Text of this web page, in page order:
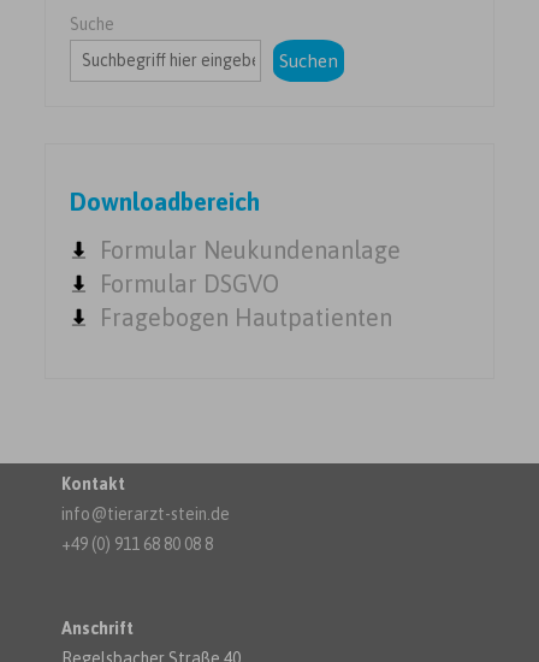
Suche
Suchen
Downloadbereich
Formular Neukundenanlage
Formular DSGVO
Fragebogen Hautpatienten
Kontakt
info@tierarzt-stein.de
+49 (0) 911 68 80 08 8
Anschrift